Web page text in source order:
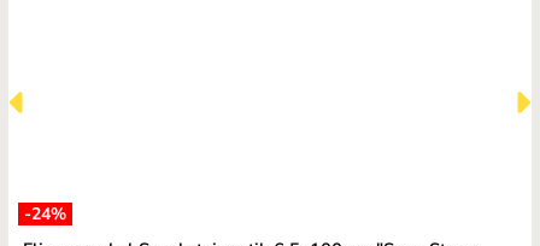
-24%